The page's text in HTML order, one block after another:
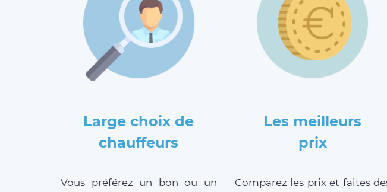
Large choix de
chauffeurs
Vous préférez un bon ou un
Les meilleurs
prix
Comparez les prix et faites